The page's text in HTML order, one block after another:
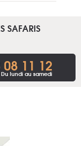
SAFARIS
11 12
Du lundi au samedi